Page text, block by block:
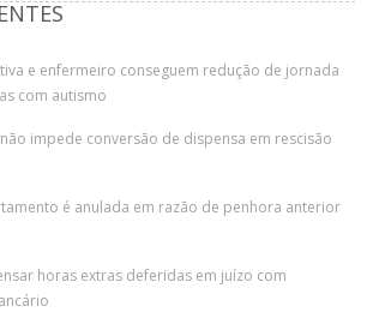
e enfermeiro conseguem redução de jornada
com autismo
impede conversão de dispensa em rescisão
é anulada em razão de penhora anterior
horas extras deferidas em juízo com